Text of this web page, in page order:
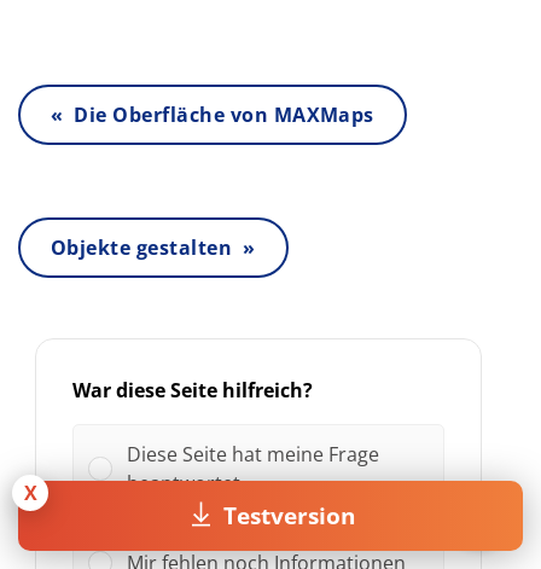
Testversion
X
« Die Oberfläche von MAXMaps
Objekte gestalten »
War diese Seite hilfreich?
Diese Seite hat meine Frage
beantwortet
Mir fehlen noch Informationen